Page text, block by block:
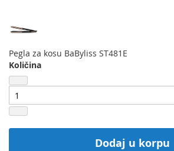
Pegla za kosu BaByliss ST481E
Količina
Dodaj u korpu